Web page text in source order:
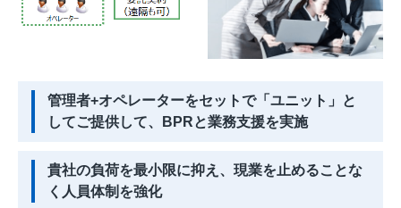
管理者+オペレーターをセットで「ユニット」と
してご提供して、BPRと業務支援を実施
貴社の負荷を最小限に抑え、現業を止めることな
く人員体制を強化